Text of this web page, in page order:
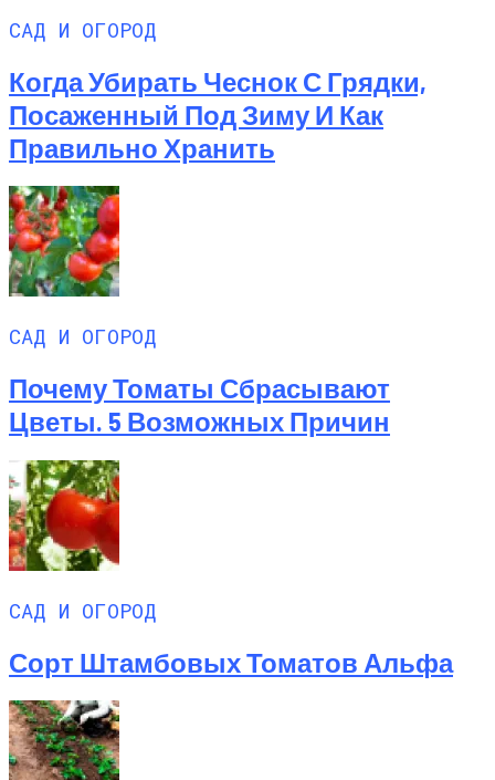
САД И ОГОРОД
Когда Убирать Чеснок С Грядки,
Посаженный Под Зиму И Как
Правильно Хранить
САД И ОГОРОД
Почему Томаты Сбрасывают
Цветы. 5 Возможных Причин
САД И ОГОРОД
Сорт Штамбовых Томатов Альфа